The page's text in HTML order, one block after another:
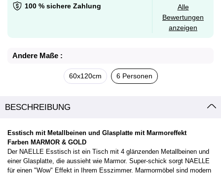
100 % sichere Zahlung
Alle
Bewertungen
anzeigen
Andere Maße :
60x120cm 6 Personen
BESCHREIBUNG
Esstisch mit Metallbeinen und Glasplatte mit Marmoreffekt
Farben MARMOR & GOLD
Der NAELLE Esstisch ist ein Tisch mit 4 glänzenden Metallbeinen und
einer Glasplatte, die aussieht wie Marmor. Super-schick sorgt NAELLE
für einen "Wow" Effekt in Ihrem Esszimmer. Marmormöbel sind modern